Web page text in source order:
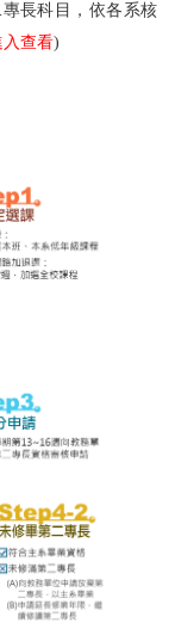
長科目，依各系核
查看)